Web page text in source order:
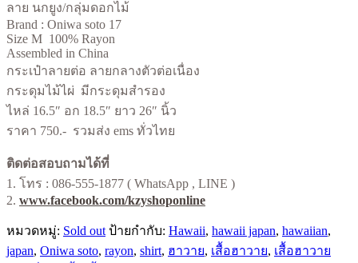
ลาย นกยูง/กลุ่มดอกไม้
Brand : Oniwa soto 17
Size M 100% Rayon
Assembled in China
กระเป๋าลายต่อ ลายกลางตัวต่อเนื่อง
กระดุมไม้ไผ่ มีกระดุมสำรอง
ไหล่ 16.5″ อก 18.5″ ยาว 26″ นิ้ว
ราคา 750.- รวมส่ง ems ทั่วไทย
ติดต่อสอบถามได้ที่
1. โทร : 086-555-1877 ( WhatsApp , LINE )
2. www.facebook.com/kzyshoponline
หมวดหมู่: Sold out ป้ายกำกับ: Hawaii, hawaii japan, hawaiian,
japan, Oniwa soto, rayon, shirt, ฮาวาย, เสื้อฮาวาย, เสื้อฮาวาย